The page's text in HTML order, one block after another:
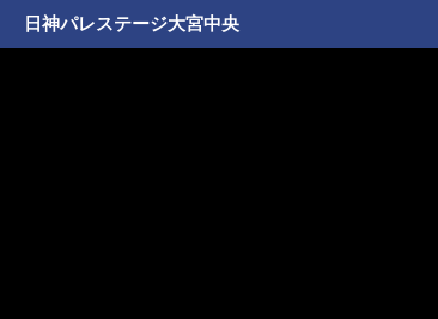
日神パレステージ大宮中央